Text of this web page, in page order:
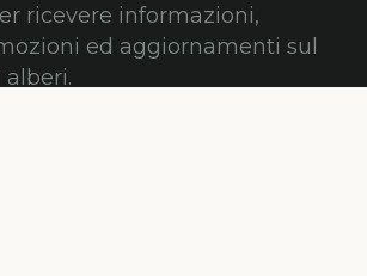
ricevere informazioni,
ed aggiornamenti sul